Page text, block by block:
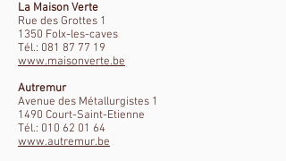
La Maison Verte
Rue des Grottes 1
1350 Folx-les-caves
Tél.: 081 87 77 19
www.maisonverte.be
Autremur
Avenue des Métallurgistes 1
1490 Court-Saint-Etienne
Tél.: 010 62 01 64
www.autremur.be